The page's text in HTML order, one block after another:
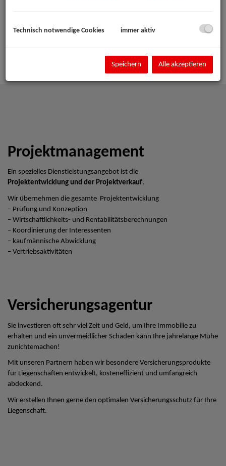
Projektmanagement
Ein spezielles Dienstleistungsangebot ist die
Projektentwicklung und der Projektverkauf.
Wir übernehmen die gesamte Projektentwicklung
– Prüfung und Konzeption
– Wirtschaftlichkeits- und Rentabilitätsberechnungen
– Koordinierung der Interessenten
– kaufmännische Abwicklung
– Vertriebsaktivitäten
Versicherungsagentur
Sie investieren oft sehr viel Zeit und Geld, um Ihre Immobilie zu
erhalten und ein unvermeidlicher Schaden kann Ihre jahrelange Mühe
zunichtemachen!
Mit unseren Partnern haben wir besondere Versicherungsprodukte
für Liegenschaften entwickelt, kosteneffizient und umfangreich
abdeckend.
Wir erstellen Ihnen gerne den optimalen Versicherungsschutz für Ihre
Liegenschaft.
Technisch notwendige Cookies immer aktiv
Speichern Alle akzeptieren